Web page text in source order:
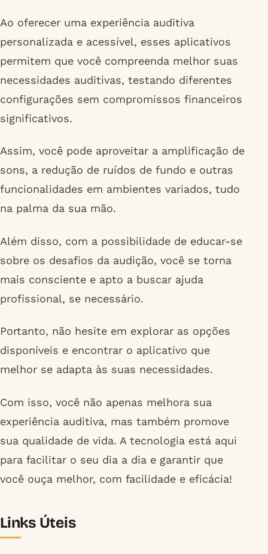
Ao oferecer uma experiência auditiva
personalizada e acessível, esses aplicativos
permitem que você compreenda melhor suas
necessidades auditivas, testando diferentes
configurações sem compromissos financeiros
significativos.
Assim, você pode aproveitar a amplificação de
sons, a redução de ruídos de fundo e outras
funcionalidades em ambientes variados, tudo
na palma da sua mão.
Além disso, com a possibilidade de educar-se
sobre os desafios da audição, você se torna
mais consciente e apto a buscar ajuda
profissional, se necessário.
Portanto, não hesite em explorar as opções
disponíveis e encontrar o aplicativo que
melhor se adapta às suas necessidades.
Com isso, você não apenas melhora sua
experiência auditiva, mas também promove
sua qualidade de vida. A tecnologia está aqui
para facilitar o seu dia a dia e garantir que
você ouça melhor, com facilidade e eficácia!
Links Úteis